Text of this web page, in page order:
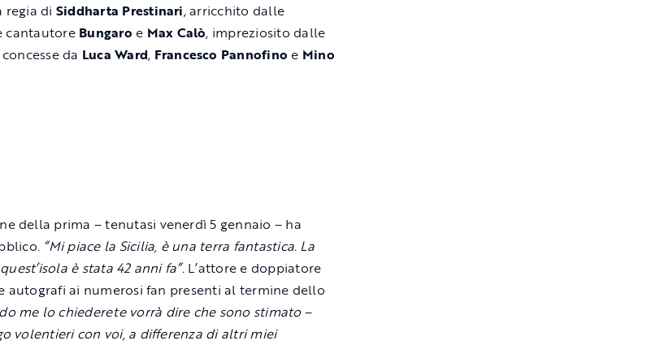
regia di Siddharta Prestinari, arricchito dalle
cantautore Bungaro e Max Calò, impreziosito dalle
da Luca Ward, Francesco Pannofino e Mino
della prima – tenutasi venerdì 5 gennaio – ha
“Mi piace la Sicilia, è una terra fantastica. La
è stata 42 anni fa”.L’attore e doppiatore
autografi ai numerosi fan presenti al termine dello
me lo chiederete vorrà dire che sono stimato–
volentieri con voi, a differenza di altri miei